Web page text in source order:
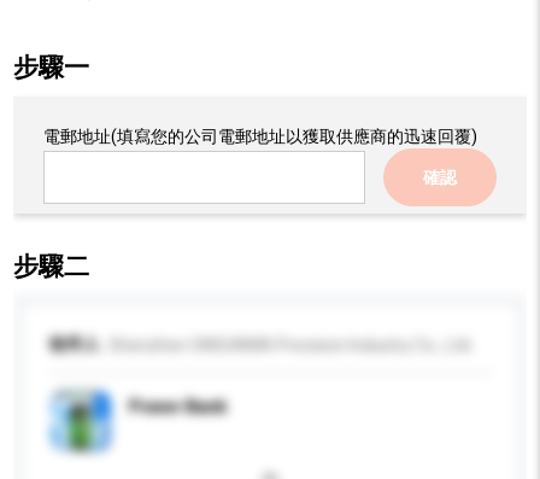
步驟一
電郵地址(填寫您的公司電郵地址以獲取供應商的迅速回覆)
確認
步驟二
收件人
Power Bank